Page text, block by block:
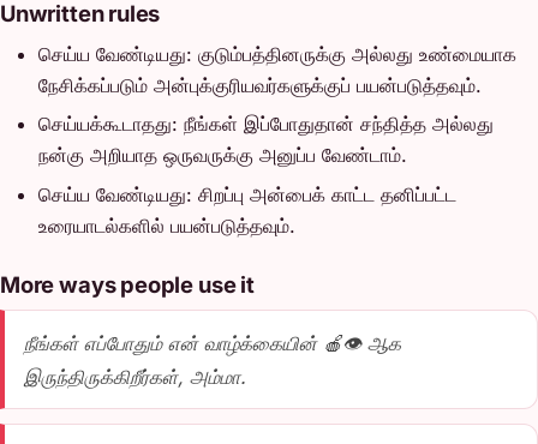
Unwritten rules
செய்ய வேண்டியது: குடும்பத்தினருக்கு அல்லது உண்மையாக
நேசிக்கப்படும் அன்புக்குரியவர்களுக்குப் பயன்படுத்தவும்.
செய்யக்கூடாதது: நீங்கள் இப்போதுதான் சந்தித்த அல்லது
நன்கு அறியாத ஒருவருக்கு அனுப்ப வேண்டாம்.
செய்ய வேண்டியது: சிறப்பு அன்பைக் காட்ட தனிப்பட்ட
உரையாடல்களில் பயன்படுத்தவும்.
More ways people use it
நீங்கள் எப்போதும் என் வாழ்க்கையின் 🍎👁️ ஆக
இருந்திருக்கிறீர்கள், அம்மா.